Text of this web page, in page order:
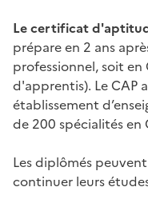
Le certificat
prépare en 2 ans
professionnel, soit
d'apprentis). Le CAP
établissement
de 200 spécialités en
Les diplômés
continuer leurs